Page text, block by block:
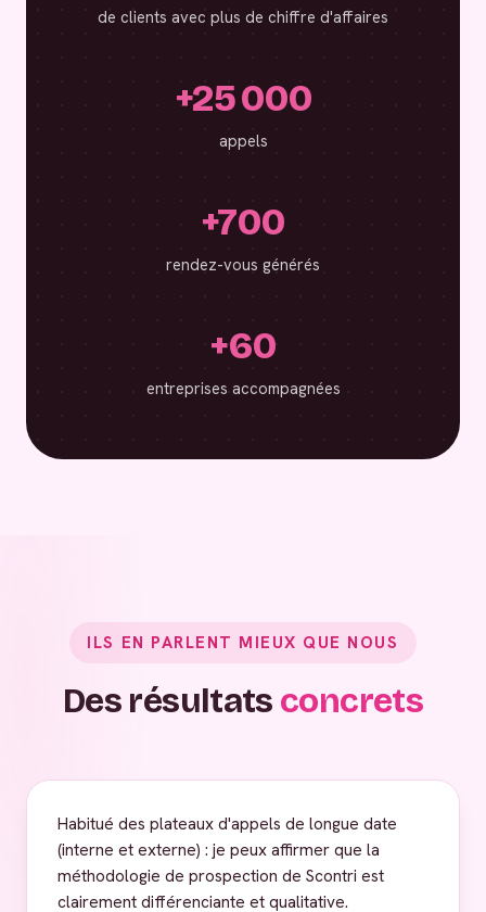
de clients avec plus de chiffre d'affaires
+25 000
appels
+700
rendez-vous générés
+60
entreprises accompagnées
ILS EN PARLENT MIEUX QUE NOUS
Des résultats concrets
Habitué des plateaux d'appels de longue date
(interne et externe) : je peux affirmer que la
méthodologie de prospection de Scontri est
clairement différenciante et qualitative.